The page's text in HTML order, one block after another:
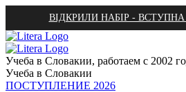
ВІДКРИЛИ НАБІР - ВСТУПНА
Учеба в Словакии, работаем с 2002
Учеба в Словакии
ПОСТУПЛЕНИЕ 2026